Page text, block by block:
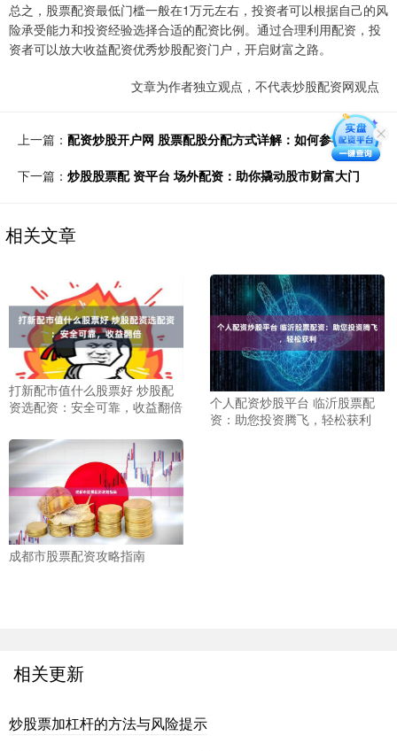
总之，股票配资最低门槛一般在1万元左右，投资者可以根据自己的风
险承受能力和投资经验选择合适的配资比例。通过合理利用配资，投
资者可以放大收益配资优秀炒股配资门户，开启财富之路。
文章为作者独立观点，不代表炒股配资网观点
上一篇： 配资炒股开户网 股票配股分配方式详解：如何参与配股
下一篇： 炒股股票配 资平台 场外配资：助你撬动股市财富大门
相关文章
打新配市值什么股票好 炒股配
资选配资：安全可靠，收益翻倍
个人配资炒股平台 临沂股票配
资：助您投资腾飞，轻松获利
成都市股票配资攻略指南
相关更新
炒股票加杠杆的方法与风险提示